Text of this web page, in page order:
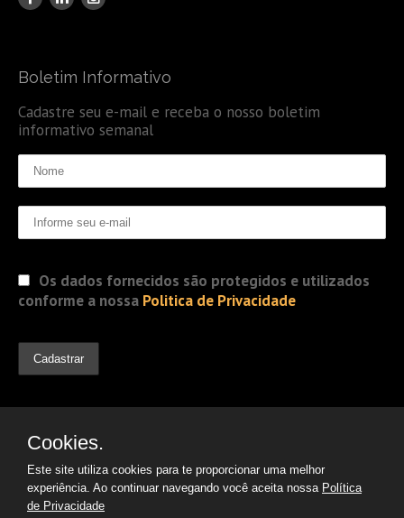
Boletim Informativo
Cadastre seu e-mail e receba o nosso boletim
informativo semanal
Os dados fornecidos são protegidos e utilizados
conforme a nossa Politica de Privacidade
Cookies.
Este site utiliza cookies para te proporcionar uma melhor
experiência. Ao continuar navegando você aceita nossa Política
de Privacidade